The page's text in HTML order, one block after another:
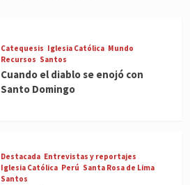
Catequesis Iglesia Católica Mundo
Recursos Santos
Cuando el diablo se enojó con
Santo Domingo
Destacada Entrevistas y reportajes
Iglesia Católica Perú Santa Rosa de Lima
Santos